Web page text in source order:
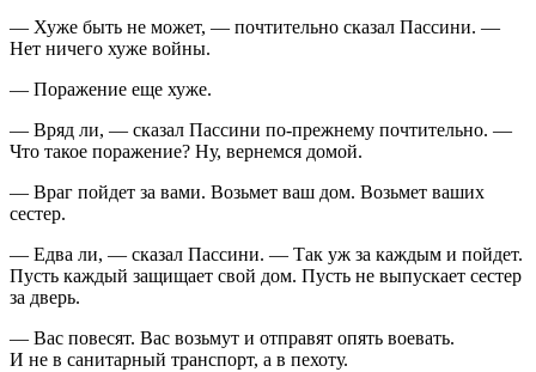
— Хуже быть не может, — почтительно сказал Пассини. —
Нет ничего хуже войны.
— Поражение еще хуже.
— Вряд ли, — сказал Пассини по-прежнему почтительно. —
Что такое поражение? Ну, вернемся домой.
— Враг пойдет за вами. Возьмет ваш дом. Возьмет ваших
сестер.
— Едва ли, — сказал Пассини. — Так уж за каждым и пойдет.
Пусть каждый защищает свой дом. Пусть не выпускает сестер
за дверь.
— Вас повесят. Вас возьмут и отправят опять воевать.
И не в санитарный транспорт, а в пехоту.